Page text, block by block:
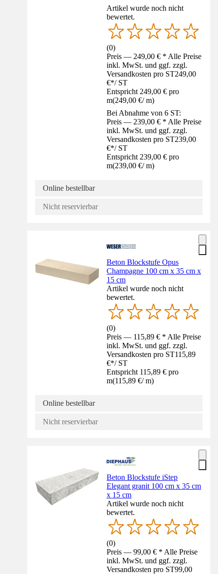
Artikel wurde noch nicht
bewertet.
(0)
Preis — 249,00 € * Alle Preise
inkl. MwSt. und ggf. zzgl.
Versandkosten pro ST249,00
€*/ ST
Entspricht 249,00 € pro
m(249,00 €/ m)
Bei Abnahme von 6 ST:
Preis — 239,00 € * Alle Preise
inkl. MwSt. und ggf. zzgl.
Versandkosten pro ST239,00
€*/ ST
Entspricht 239,00 € pro
m(239,00 €/ m)
Online bestellbar
Nicht reservierbar
Beton Blockstufe Opus
Champagne 100 cm x 35 cm x
15 cm
Artikel wurde noch nicht
bewertet.
(0)
Preis — 115,89 € * Alle Preise
inkl. MwSt. und ggf. zzgl.
Versandkosten pro ST115,89
€*/ ST
Entspricht 115,89 € pro
m(115,89 €/ m)
Online bestellbar
Nicht reservierbar
Beton Blockstufe iStep
Elegant granit 100 cm x 35 cm
x 15 cm
Artikel wurde noch nicht
bewertet.
(0)
Preis — 99,00 € * Alle Preise
inkl. MwSt. und ggf. zzgl.
Versandkosten pro ST99,00